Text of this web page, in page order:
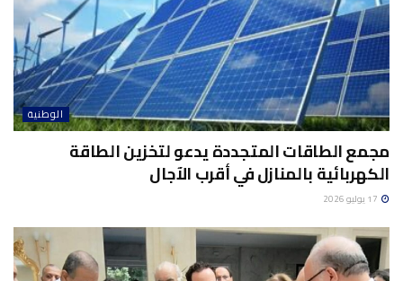
الوطنية
مجمع الطاقات المتجددة يدعو لتخزين الطاقة
الكهربائية بالمنازل في أقرب الآجال